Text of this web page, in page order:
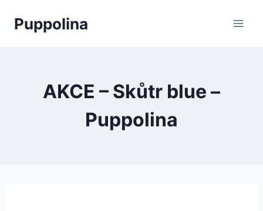
Puppolina
AKCE – Skůtr blue –
Puppolina